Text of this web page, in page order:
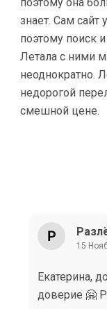
знает. Сам
поэтому поиск
Летала с ними
неоднократно.
недорогой
смешной цене.
15
Екатерина,
доверие 🤗